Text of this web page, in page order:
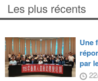
Les plus récents
Une
par